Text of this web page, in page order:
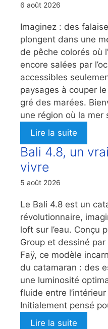
6 août 2026
Imaginez : des
plongent dans une
de pêche colorés où
encore salées par
accessibles
paysages à couper
gré des marées.
une région où la mer
Lire la suite
Bali 4.8, un
vivre
5 août 2026
Le Bali 4.8 est un
révolutionnaire,
loft sur l’eau. Conçu
Group et dessiné par
Faÿ, ce modèle
du catamaran : des
une luminosité
fluide entre l’intérieur
Initialement pensé
Lire la suite